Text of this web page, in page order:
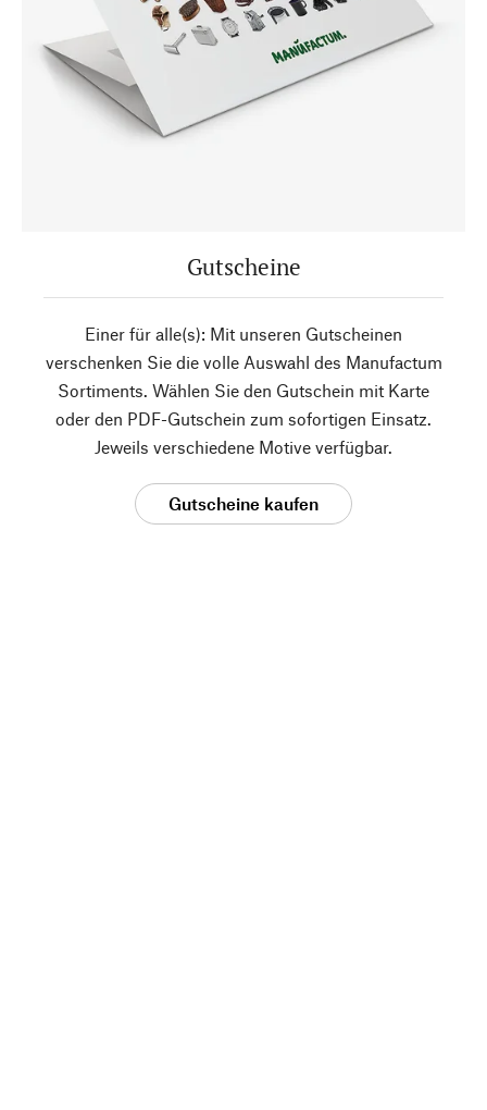
Gutscheine
Einer für alle(s): Mit unseren Gutscheinen
verschenken Sie die volle Auswahl des Manufactum
Sortiments. Wählen Sie den Gutschein mit Karte
oder den PDF-Gutschein zum sofortigen Einsatz.
Jeweils verschiedene Motive verfügbar.
Gutscheine kaufen